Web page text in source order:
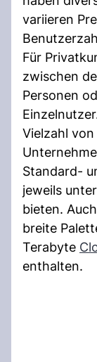
variieren
Für
zwischen
Personen
Vielzahl
Standard-
jeweils
bieten.
breite
Terabyte
enthalten.